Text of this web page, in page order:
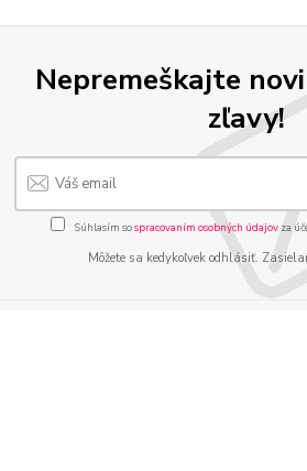
Nepremeškajte
zľavy!
Súhlasím sospracovaním osobných údajov za
Môžete sa kedykoľvek odhlásiť.